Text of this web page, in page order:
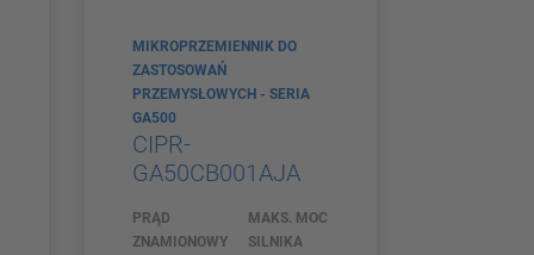
MIKROPRZEMIENNIK DO
ZASTOSOWAŃ
PRZEMYSŁOWYCH - SERIA
GA500
CIPR-
GA50CB001AJA
PRĄD
ZNAMIONOWY
MAKS. MOC
SILNIKA